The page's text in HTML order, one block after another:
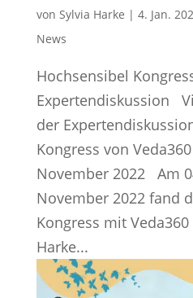
von Sylvia Harke | 4. Jan.
News
Hochsensibel
Expertendiskussion
der
Kongress von
November 2022 Am
November 2022 fand
Kongress mit
Harke...